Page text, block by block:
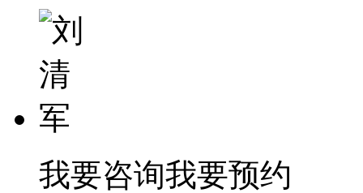
我要咨询我要预约